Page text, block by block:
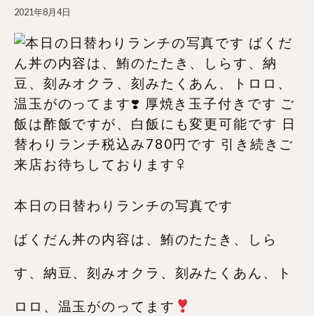
2021年8月4日
本日の日替わりランチの写真です
ばくだん丼の内容は、鮪のたたき、しら
す、納豆、刻みオクラ、刻みたくあん、ト
ロロ、温玉がのってます